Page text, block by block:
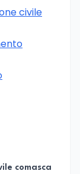
civile
comasca